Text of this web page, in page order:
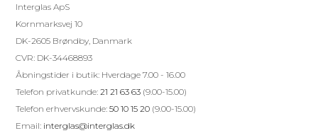
Interglas ApS
Kornmarksvej 10
DK-2605 Brøndby, Danmark
CVR: DK-34468893
Åbningstider i butik: Hverdage 7.00 - 16.00
Telefon privatkunde:21 21 63 63 (9.00-15.00)
Telefon erhvervskunde:50 10 15 20 (9.00-15.00)
Email: interglas@interglas.dk